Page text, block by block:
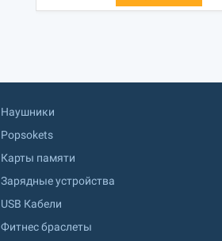
Наушники
Popsokets
Карты памяти
Зарядные устройства
USB Кабели
Фитнес браслеты